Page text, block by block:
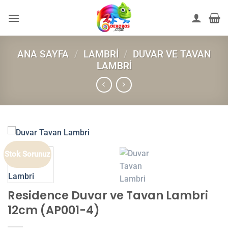
atla
ANA SAYFA / LAMBRI / DUVAR VE TAVAN
LAMBRI
Stok Sorunuz
Residence Duvar ve Tavan Lambri
12cm (AP001-4)